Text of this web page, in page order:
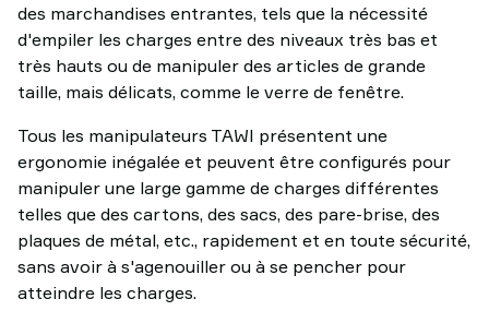
des marchandises entrantes, tels que la nécessité
d'empiler les charges entre des niveaux très bas et
très hauts ou de manipuler des articles de grande
taille, mais délicats, comme le verre de fenêtre.
Tous les manipulateurs TAWI présentent une
ergonomie inégalée et peuvent être configurés pour
manipuler une large gamme de charges différentes
telles que des cartons, des sacs, des pare-brise, des
plaques de métal, etc., rapidement et en toute sécurité,
sans avoir à s'agenouiller ou à se pencher pour
atteindre les charges.